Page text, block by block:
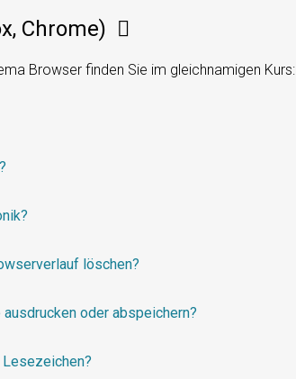
Chrome)
Browser finden Sie im gleichnamigen Kurs:
löschen?
oder abspeichern?